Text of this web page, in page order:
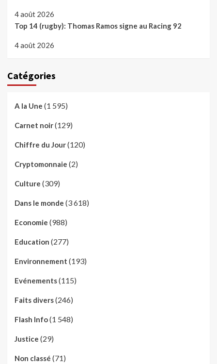
4 août 2026
Top 14 (rugby): Thomas Ramos signe au Racing 92
4 août 2026
Catégories
A la Une (1 595)
Carnet noir(129)
Chiffre du Jour(120)
Cryptomonnaie (2)
Culture (309)
Dans le monde (3 618)
Economie (988)
Education (277)
Environnement (193)
Evénements(115)
Faits divers(246)
Flash Info(1 548)
Justice (29)
Non classé (71)